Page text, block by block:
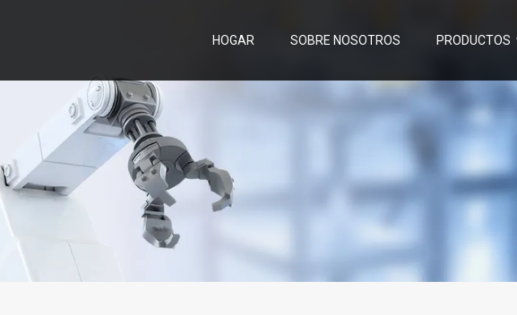
HOGAR SOBRE NOSOTROS PRODUCTOS